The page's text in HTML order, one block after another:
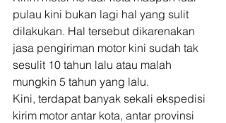
pulau kini bukan lagi hal yang sulit
dilakukan. Hal tersebut dikarenakan
jasa pengiriman motor kini sudah tak
sesulit 10 tahun lalu atau malah
mungkin 5 tahun yang lalu.
Kini, terdapat banyak sekali ekspedisi
kirim motor antar kota, antar provinsi